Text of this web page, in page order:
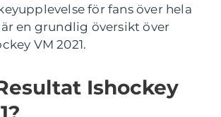
för fans över hela
en grundlig översikt över
VM 2021.
Ishockey